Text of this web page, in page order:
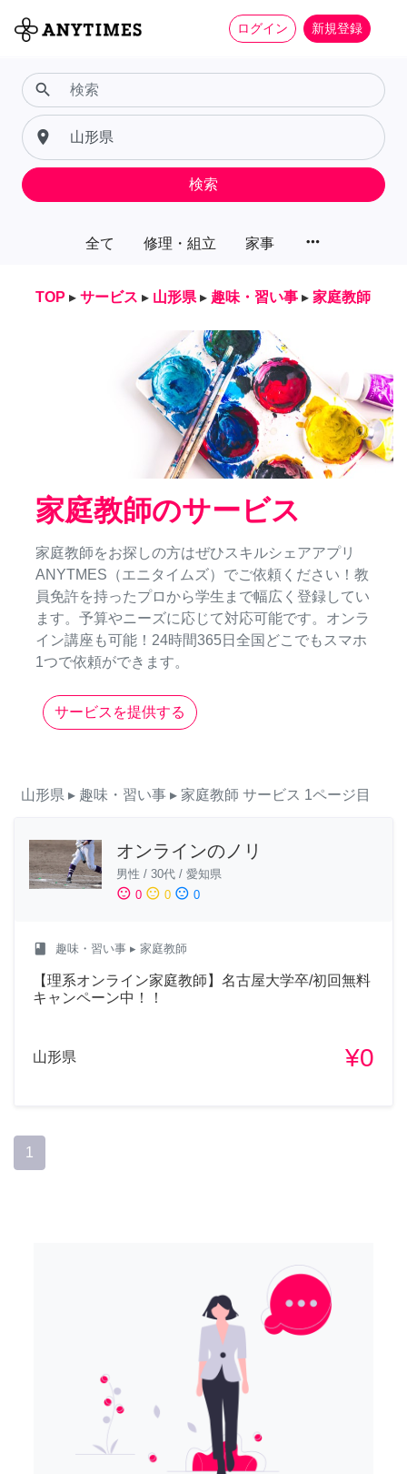
ログイン 新規登録
全て 修理・組立 家事 more_horiz
search
place
検索
TOP ▸ サービス ▸ 山形県 ▸ 趣味・習い事 ▸ 家庭教師
家庭教師のサービス
家庭教師をお探しの方はぜひスキルシェアアプリ
ANYTMES（エニタイムズ）でご依頼ください！教
員免許を持ったプロから学生まで幅広く登録してい
ます。予算やニーズに応じて対応可能です。オンラ
イン講座も可能！24時間365日全国どこでもスマホ
1つで依頼ができます。
サービスを提供する
山形県 ▸ 趣味・習い事 ▸ 家庭教師 サービス 1ページ目
オンラインのノリ
男性 / 30代 / 愛知県
sentiment_satisfied 0 sentiment_neutral 0 sentiment_dissatisfied 0
class 趣味・習い事 ▸ 家庭教師
【理系オンライン家庭教師】名古屋大学卒/初回無料
キャンペーン中！！
山形県 ¥0
1